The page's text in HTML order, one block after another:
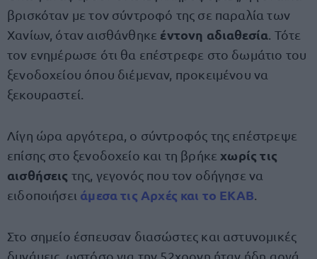
βρισκόταν με τον σύντροφό της σε παραλία των
Χανίων, όταν αισθάνθηκε έντονη αδιαθεσία . Τότε
τον ενημέρωσε ότι θα επέστρεφε στο δωμάτιο του
ξενοδοχείου όπου διέμεναν, προκειμένου να
ξεκουραστεί.
Λίγη ώρα αργότερα, ο σύντροφός της επέστρεψε
επίσης στο ξενοδοχείο και τη βρήκε χωρίς τις
αισθήσεις της, γεγονός που τον οδήγησε να
ειδοποιήσει άμεσα τις Αρχές και το ΕΚΑΒ
Στο σημείο έσπευσαν διασώστες και αστυνομικές
δυνάμεις, ωστόσο για την 52χρονη ήταν ήδη αργά,